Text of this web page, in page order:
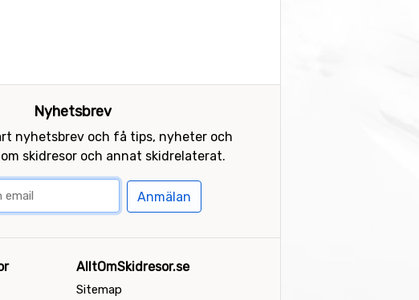
Nyhetsbrev
nyhetsbrev och få tips, nyheter och
skidresor och annat skidrelaterat.
Anmälan
AlltOmSkidresor.se
Sitemap